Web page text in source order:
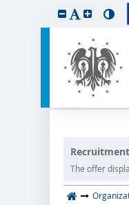
The offer